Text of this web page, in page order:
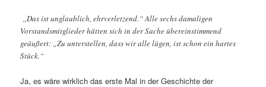
„Das ist unglaublich, ehrverletzend.“ Alle sechs damaligen
Vorstandsmitglieder hätten sich in der Sache übereinstimmend
geäußert: „Zu unterstellen, dass wir alle lügen, ist schon ein hartes
Stück.“
Ja, es wäre wirklich das erste Mal in der Geschichte der